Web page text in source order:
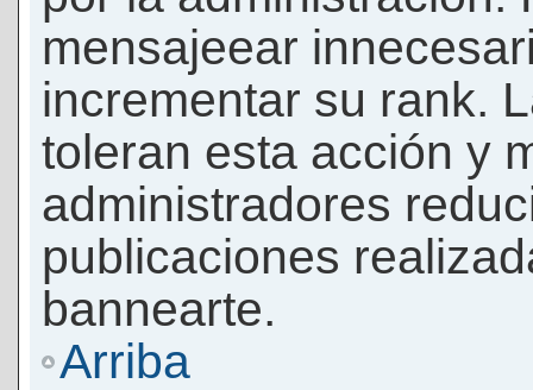
mensajeear
incrementar su rank.
toleran esta acción y
administradores
publicaciones
bannearte.
Arriba